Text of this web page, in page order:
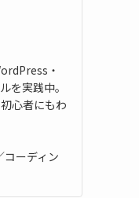
・
を実践中。
心者にもわ
コーディン